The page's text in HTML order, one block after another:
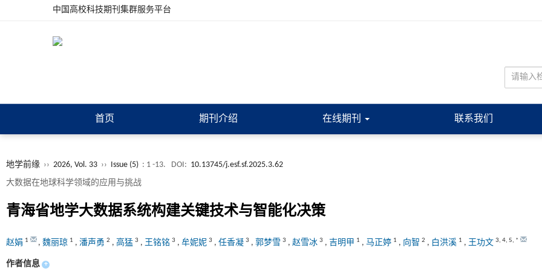
中国高校科技期刊集群服务平台
首页 期刊介绍 在线期刊 联系我们
地学前缘 ›› 2026, Vol. 33 ›› Issue (5) : 1 -13. DOI: 10.13745/j.esf.sf.2025.3.62
大数据在地球科学领域的应用与挑战
青海省地学大数据系统构建关键技术与智能化决策
赵娟 1 , 魏丽琼 1 , 潘声勇 2 , 高猛 3 , 王铭铭 3 , 牟妮妮 3 , 任香凝 3 , 郭梦雪 3 , 赵雪冰 3 , 吉明甲 1 , 马正婷 1 , 向智 2 , 白洪溪 1 , 王功文 3, 4, 5, *
作者信息 +